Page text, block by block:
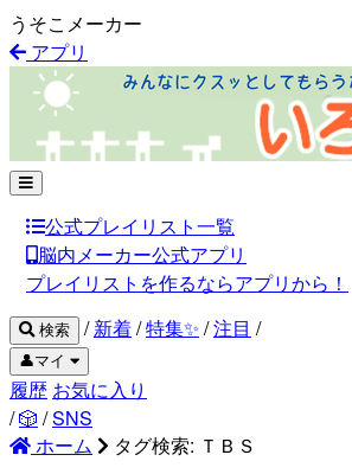
うそこメーカー
アプリ
公式プレイリスト一覧
脳内メーカー公式アプリ
プレイリストを作るならアプリから！
検索 / 新着/特集✨ /注目 /
👤マイ
履歴 お気に入り
/🎲 /SNS
ホーム
タグ検索: ＴＢＳ